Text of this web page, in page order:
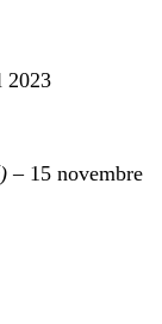
2023
– 15 novembre